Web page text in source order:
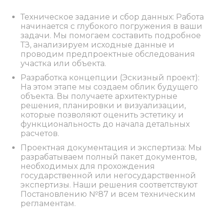
Техническое задание и сбор данных: Работа
начинается с глубокого погружения в ваши
задачи. Мы помогаем составить подробное
ТЗ, анализируем исходные данные и
проводим предпроектные обследования
участка или объекта.
Разработка концепции (Эскизный проект):
На этом этапе мы создаем облик будущего
объекта. Вы получаете архитектурные
решения, планировки и визуализации,
которые позволяют оценить эстетику и
функциональность до начала детальных
расчетов.
Проектная документация и экспертиза: Мы
разрабатываем полный пакет документов,
необходимых для прохождения
государственной или негосударственной
экспертизы. Наши решения соответствуют
Постановлению №87 и всем техническим
регламентам.